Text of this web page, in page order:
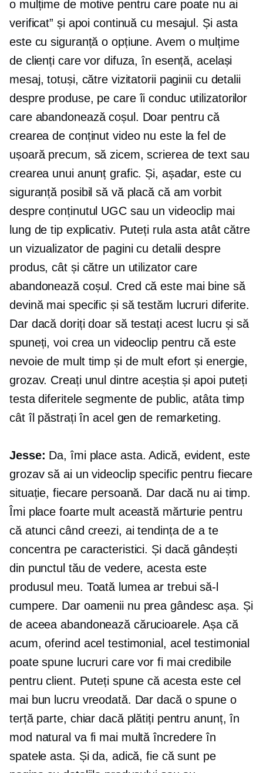
o mulțime de motive pentru care poate nu ai
verificat” și apoi continuă cu mesajul. Și asta
este cu siguranță o opțiune. Avem o mulțime
de clienți care vor difuza, în esență, același
mesaj, totuși, către vizitatorii paginii cu detalii
despre produse, pe care îi conduc utilizatorilor
care abandonează coșul. Doar pentru că
crearea de conținut video nu este la fel de
ușoară precum, să zicem, scrierea de text sau
crearea unui anunț grafic. Și, așadar, este cu
siguranță posibil să vă placă că am vorbit
despre conținutul UGC sau un videoclip mai
lung de tip explicativ. Puteți rula asta atât către
un vizualizator de pagini cu detalii despre
produs, cât și către un utilizator care
abandonează coșul. Cred că este mai bine să
devină mai specific și să testăm lucruri diferite.
Dar dacă doriți doar să testați acest lucru și să
spuneți, voi crea un videoclip pentru că este
nevoie de mult timp și de mult efort și energie,
grozav. Creați unul dintre aceștia și apoi puteți
testa diferitele segmente de public, atâta timp
cât îl păstrați în acel gen de remarketing.
Jesse: Da, îmi place asta. Adică, evident, este
grozav să ai un videoclip specific pentru fiecare
situație, fiecare persoană. Dar dacă nu ai timp.
Îmi place foarte mult această mărturie pentru
că atunci când creezi, ai tendința de a te
concentra pe caracteristici. Și dacă gândești
din punctul tău de vedere, acesta este
produsul meu. Toată lumea ar trebui să-l
cumpere. Dar oamenii nu prea gândesc așa. Și
de aceea abandonează cărucioarele. Așa că
acum, oferind acel testimonial, acel testimonial
poate spune lucruri care vor fi mai credibile
pentru client. Puteți spune că acesta este cel
mai bun lucru vreodată. Dar dacă o spune o
terță parte, chiar dacă plătiți pentru anunț, în
mod natural va fi mai multă încredere în
spatele asta. Și da, adică, fie că sunt pe